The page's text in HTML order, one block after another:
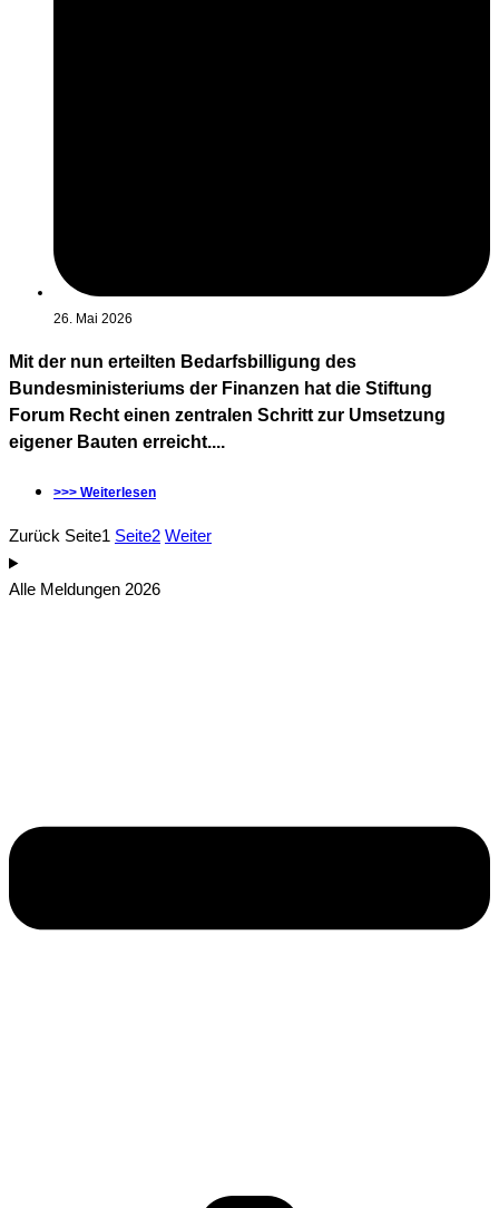
26. Mai 2026
Mit der nun erteilten Bedarfsbilligung des
Bundesministeriums der Finanzen hat die Stiftung
Forum Recht einen zentralen Schritt zur Umsetzung
eigener Bauten erreicht....
>>> Weiterlesen
Zurück Seite1 Seite2 Weiter
Alle Meldungen 2026